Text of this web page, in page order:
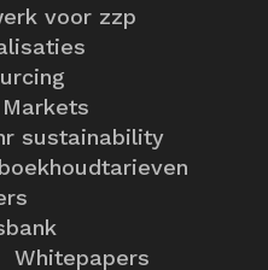
voor zzp
sustainability
Whitepapers